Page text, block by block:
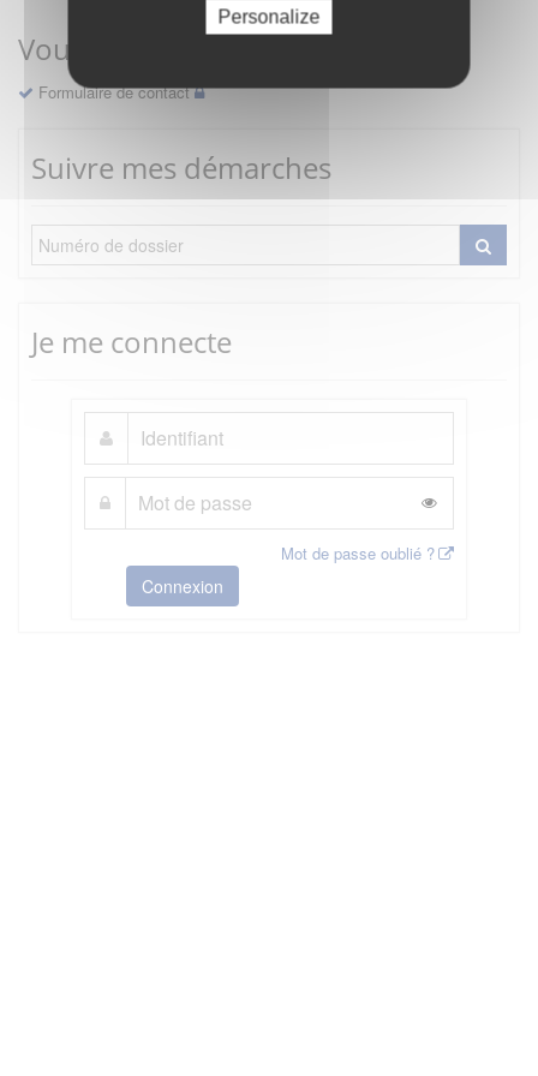
Personalize
Vous avez une question ?
Formulaire de contact
Suivre mes démarches
Je me connecte
Mot de passe oublié ?
Connexion